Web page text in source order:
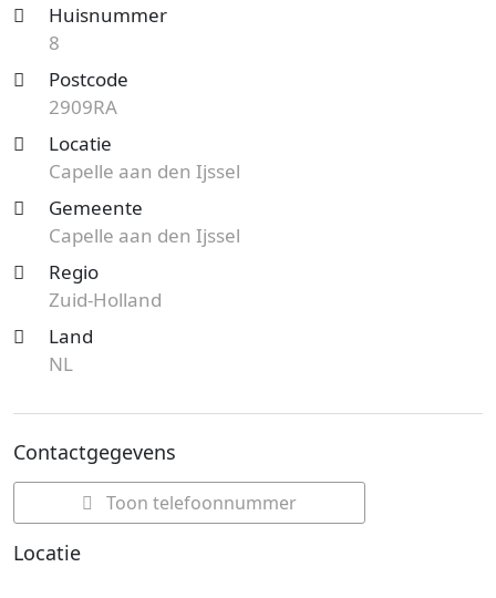
Huisnummer
8
Postcode
2909RA
Locatie
Capelle aan den Ijssel
Gemeente
Capelle aan den Ijssel
Regio
Zuid-Holland
Land
NL
Contactgegevens
Toon telefoonnummer
Locatie